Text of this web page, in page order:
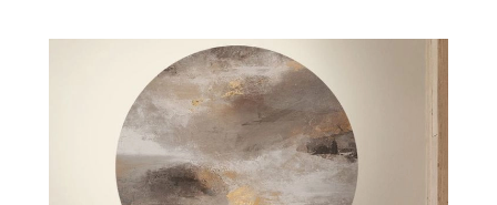
RĘKODZIEŁO
RZEMIOSŁO